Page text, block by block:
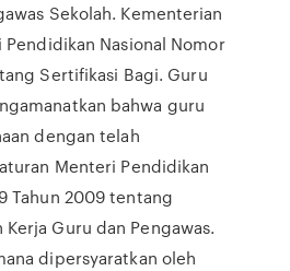
Sekolah. Kementerian
Nasional Nomor
Sertifikasi Bagi. Guru
bahwa guru
dengan telah
Menteri Pendidikan
Tahun 2009 tentang
Guru dan Pengawas.
dipersyaratkan oleh